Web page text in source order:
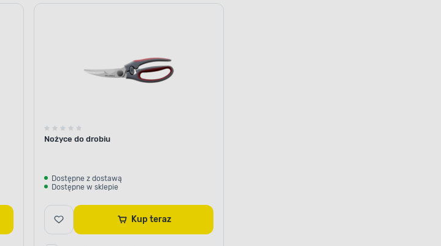
Nożyce do drobiu
Dostępne z dostawą
Dostępne w sklepie
Kup teraz